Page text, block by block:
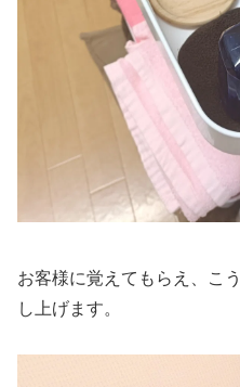
お客様に覚えてもらえ、こ
し上げます。